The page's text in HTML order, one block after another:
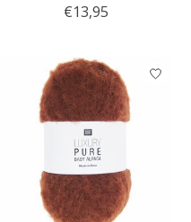
€13,95